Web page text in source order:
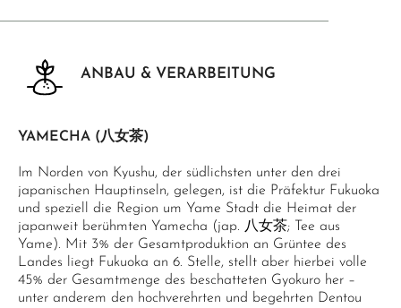
ANBAU & VERARBEITUNG
YAMECHA (八女茶)
Im Norden von Kyushu, der südlichsten unter den drei
japanischen Hauptinseln, gelegen, ist die Präfektur Fukuoka
und speziell die Region um Yame Stadt die Heimat der
japanweit berühmten Yamecha (jap. 八女茶; Tee aus
Yame). Mit 3% der Gesamtproduktion an Grüntee des
Landes liegt Fukuoka an 6. Stelle, stellt aber hierbei volle
45% der Gesamtmenge des beschatteten Gyokuro her –
unter anderem den hochverehrten und begehrten Dentou